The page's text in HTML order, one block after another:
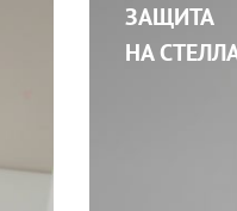
ЗАЩИТА
НА